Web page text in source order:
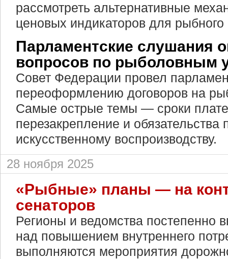
рассмотреть альтернативные
ценовых индикаторов для
Парламентские слушания
вопросов по рыболовным
Совет Федерации провел
переоформлению договоров на
Самые острые темы — сроки
перезакрепление и обязательства
искусственному воспроизводству.
28 ноября 2025
«Рыбные» планы — на
сенаторов
Регионы и ведомства постепенно
над повышением внутреннего
выполняются мероприятия